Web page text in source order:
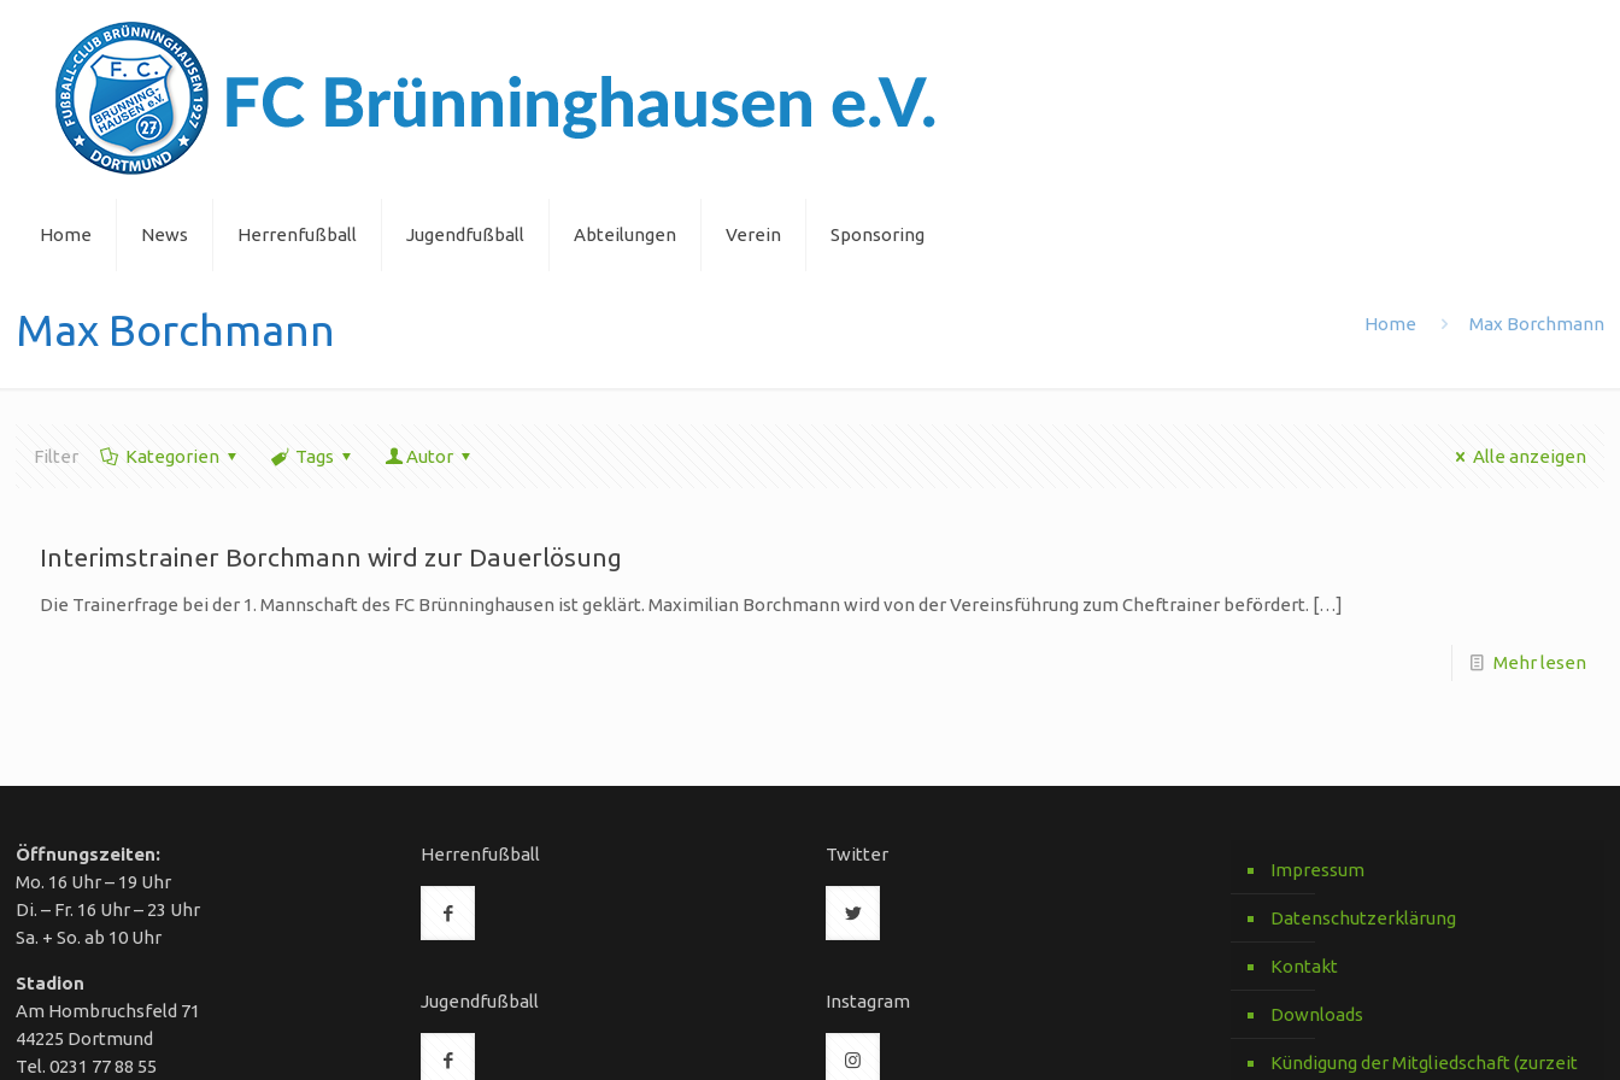
Home News Herrenfußball Jugendfußball Abteilungen Verein Sponsoring
Max Borchmann Home Max Borchmann
Filter Kategorien Tags Autor Alle anzeigen
Interimstrainer Borchmann wird zur Dauerlösung
Die Trainerfrage bei der 1. Mannschaft des FC Brünninghausen ist geklärt. Maximilian Borchmann wird von der Vereinsführung zum Cheftrainer befördert. […]
Mehr lesen
Öffnungszeiten:
Mo. 16 Uhr – 19 Uhr
Di. – Fr. 16 Uhr – 23 Uhr
Sa. + So. ab 10 Uhr
Stadion
Am Hombruchsfeld 71
44225 Dortmund
Tel. 0231 77 88 55
Herrenfußball
Jugendfußball
Twitter
Instagram
Impressum
Datenschutzerklärung
Kontakt
Downloads
Kündigung der Mitgliedschaft (zurzeit